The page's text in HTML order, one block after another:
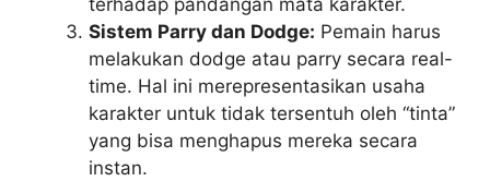
terhadap pandangan mata karakter.
Sistem Parry dan Dodge: Pemain harus
melakukan dodge atau parry secara real-
time. Hal ini merepresentasikan usaha
karakter untuk tidak tersentuh oleh “tinta”
yang bisa menghapus mereka secara
instan.